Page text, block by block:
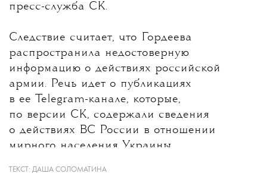
пресс-служба СК.
Следствие считает, что Гордеева
распространила недостоверную
информацию о действиях российской
армии. Речь идет о публикациях
в ее Telegram-канале, которые,
по версии СК, содержали сведения
о действиях ВС России в отношении
мирного населения Украины.
Какие именно материалы стали
ТЕКСТ: ДАША СОЛОМАТИНА